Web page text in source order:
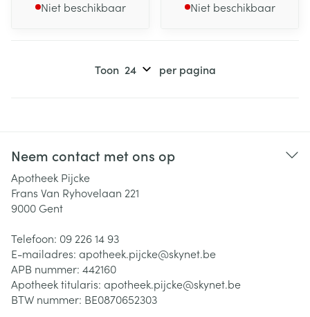
Niet beschikbaar Niet beschikbaar
Toon per pagina
Neem contact met ons op
Apotheek Pijcke
Frans Van Ryhovelaan 221
9000 Gent
Telefoon: 09 226 14 93
E-mailadres: apotheek.pijcke@skynet.be
APB nummer: 442160
Apotheek titularis: apotheek.pijcke@skynet.be
BTW nummer: BE0870652303